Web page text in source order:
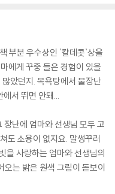
부분 우수상인 `칼데콧`상을
에게 꾸중 들은 경험이 있을
았던지. 목욕탕에서 물장난
서 뛰면 안돼...
장난에 엄마와 선생님 모두 고
도 소용이 없지요. 말썽꾸러
을 사랑하는 엄마와 선생님의
오는 밝은 원색 그림이 돋보이